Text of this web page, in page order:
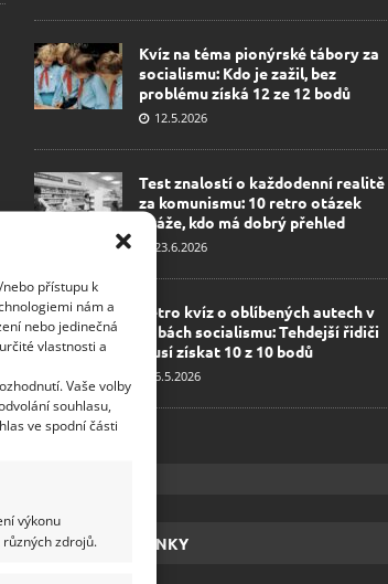
přístupu k
nám a
nebo jedinečná
vlastnosti a
Vaše volby
souhlasu,
ve spodní části
výkonu
zdrojů.
Kvíz na téma pionýrské tábory za
socialismu: Kdo je zažil, bez
problému získá 12 ze 12 bodů
12.5.2026
Test znalostí o každodenní realitě
za komunismu: 10 retro otázek
ukáže, kdo má dobrý přehled
23.6.2026
Retro kvíz o oblíbených autech v
dobách socialismu: Tehdejší řidiči
musí získat 10 z 10 bodů
6.5.2026
ŽHAVÉ NOVINKY